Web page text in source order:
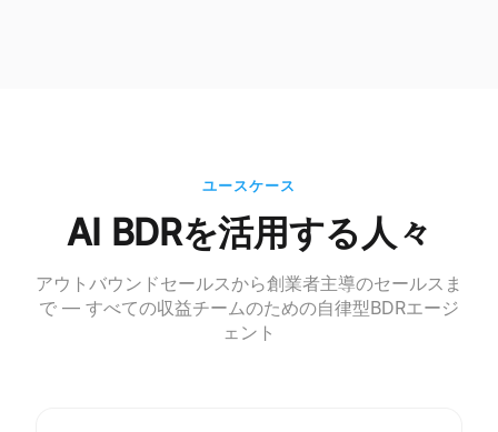
ユースケース
AI BDRを活用する人々
アウトバウンドセールスから創業者主導のセールスま
で — すべての収益チームのための自律型BDRエージ
ェント